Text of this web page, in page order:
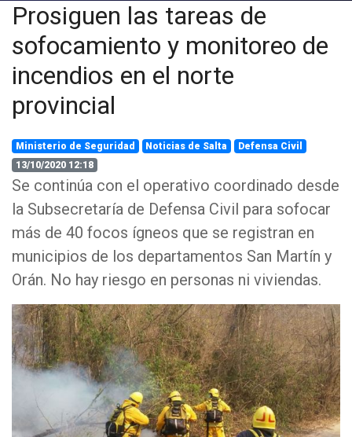
Prosiguen las tareas de
sofocamiento y monitoreo de
incendios en el norte
provincial
Ministerio de Seguridad Noticias de Salta
Defensa Civil
13/10/2020 12:18
Se continúa con el operativo coordinado desde
la Subsecretaría de Defensa Civil para sofocar
más de 40 focos ígneos que se registran en
municipios de los departamentos San Martín y
Orán. No hay riesgo en personas ni viviendas.